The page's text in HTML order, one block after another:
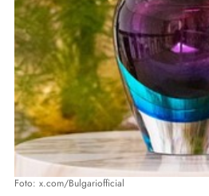
Foto: x.com/Bulgariofficial